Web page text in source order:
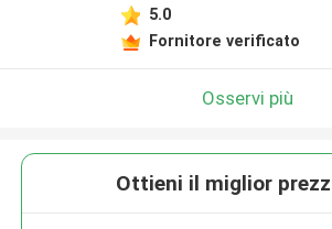
5.0
Fornitore verificato
Osservi più
Ottieni il miglior